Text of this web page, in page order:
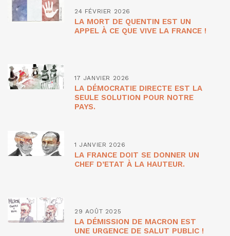
24 FÉVRIER 2026
LA MORT DE QUENTIN EST UN
APPEL À CE QUE VIVE LA FRANCE !
17 JANVIER 2026
LA DÉMOCRATIE DIRECTE EST LA
SEULE SOLUTION POUR NOTRE
PAYS.
1 JANVIER 2026
LA FRANCE DOIT SE DONNER UN
CHEF D’ETAT À LA HAUTEUR.
29 AOÛT 2025
LA DÉMISSION DE MACRON EST
UNE URGENCE DE SALUT PUBLIC !